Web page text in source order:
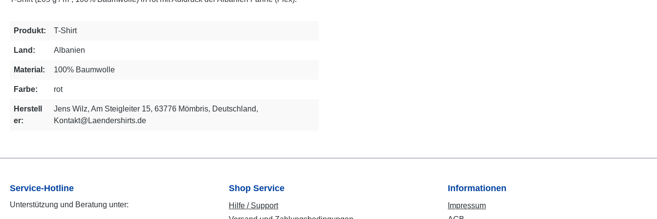
Produkt: T-Shirt
Land: Albanien
Material: 100% Baumwolle
Farbe: rot
Herstell
er:
Jens Wilz, Am Steigleiter 15, 63776 Mömbris, Deutschland,
Kontakt@Laendershirts.de
Service-Hotline
Unterstützung und Beratung unter:
Shop Service
Hilfe / Support
Informationen
Impressum